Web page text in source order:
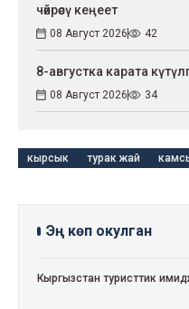
чөйрөсү кеңеет
08 Август 2026 42
8-августка карата
08 Август 2026 34
кырсык турак жай
Эң көп окулган
Кыргызстан туристтик